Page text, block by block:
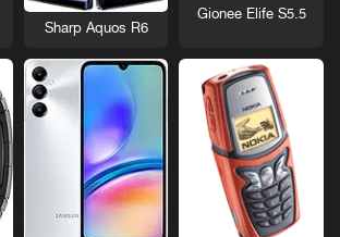
Gionee Elife S5.5
Sharp Aquos R6